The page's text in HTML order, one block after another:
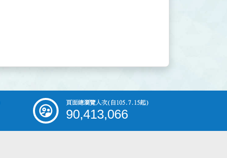
頁面總瀏覽人次(自105.7.15起)
90,413,066